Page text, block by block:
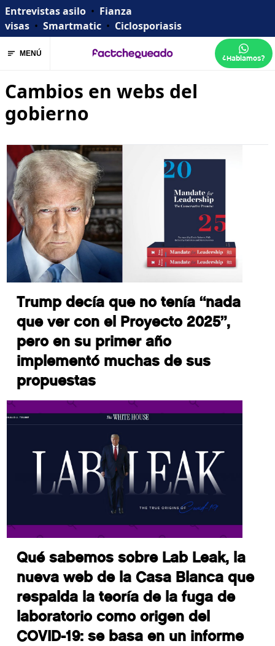
Entrevistas asilo • Fianza
visas • Smartmatic • Ciclosporiasis
MENÚ ¿Hablamos?
Cambios en webs del
gobierno
Trump decía que no tenía “nada
que ver con el Proyecto 2025”,
pero en su primer año
implementó muchas de sus
propuestas
Qué sabemos sobre Lab Leak, la
nueva web de la Casa Blanca que
respalda la teoría de la fuga de
laboratorio como origen del
COVID-19: se basa en un informe